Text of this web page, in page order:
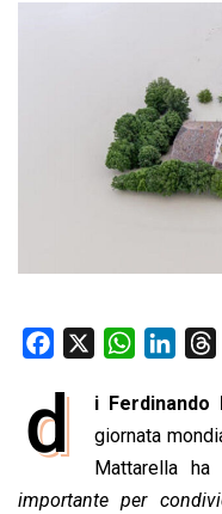
e
o
W
a
t
s
A
n
k
e
d
r
d i Ferdinando
giornata
Mattarella ha
importante per